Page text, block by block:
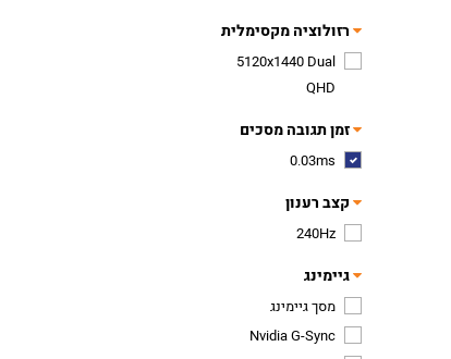
רזולוציה מקסימלית
5120x1440 Dual
QHD
זמן תגובה מסכים
0.03ms
קצב רענון
240Hz
גיימינג
מסך גיימינג
Nvidia G-Sync